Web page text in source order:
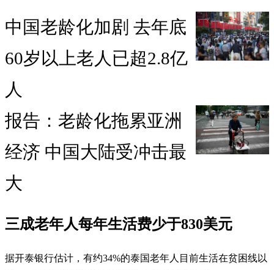
中国老龄化加剧 去年底
60岁以上老人已超2.8亿
人
报告：老龄化拖累亚洲
经济 中国大陆受冲击最
大
三成老年人每年生活费少于830美元
据开泰银行估计，有约34%的泰国老年人目前生活在贫困线以